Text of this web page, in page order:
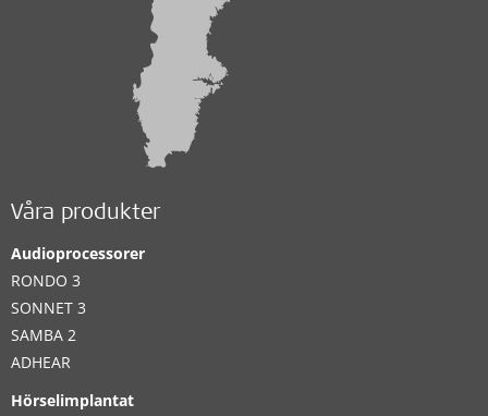
Våra produkter
Audioprocessorer
RONDO 3
SONNET 3
SAMBA 2
ADHEAR
Hörselimplantat